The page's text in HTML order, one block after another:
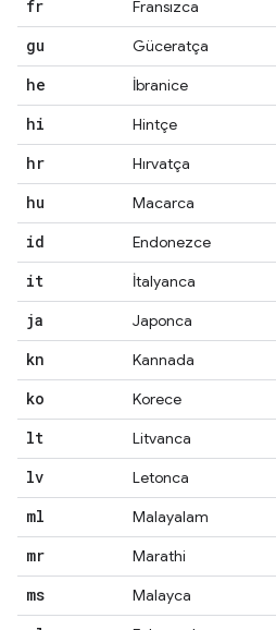
fr Fransızca
gu Güceratça
he İbranice
hi Hintçe
hr Hırvatça
hu Macarca
id Endonezce
it İtalyanca
ja Japonca
kn Kannada
ko Korece
lt Litvanca
lv Letonca
ml Malayalam
mr Marathi
ms Malayca